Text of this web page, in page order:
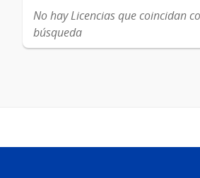
No hay Licencias que coincidan
búsqueda